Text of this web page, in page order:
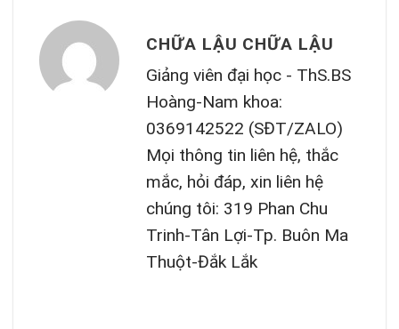
CHỮA LẬU CHỮA LẬU
Giảng viên đại học - ThS.BS
Hoàng-Nam khoa:
0369142522 (SĐT/ZALO)
Mọi thông tin liên hệ, thắc
mắc, hỏi đáp, xin liên hệ
chúng tôi: 319 Phan Chu
Trinh-Tân Lợi-Tp. Buôn Ma
Thuột-Đắk Lắk